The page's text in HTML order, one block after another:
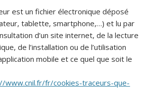
est un fichier électronique déposé
tablette, smartphone,…) et lu par
d’un site internet, de la lecture
de l’installation ou de l’utilisation
mobile et ce quel que soit le
www.cnil.fr/fr/cookies-traceurs-que-